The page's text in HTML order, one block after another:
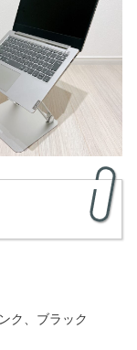
ク、ブラック